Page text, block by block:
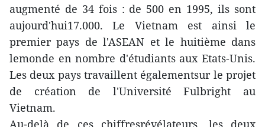
augmenté de 34 fois : de 500 en 1995, ils sont
aujourd'hui17.000. Le Vietnam est ainsi le
premier pays de l'ASEAN et le huitième dans
lemonde en nombre d'étudiants aux Etats-Unis.
Les deux pays travaillent égalementsur le projet
de création de l'Université Fulbright au
Vietnam.
Au-delà de ces chiffresrévélateurs, les deux